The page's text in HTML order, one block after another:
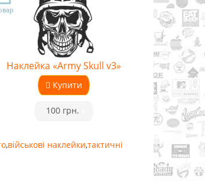
Наклейка «Army Skull v3»
Купити
100 грн.
,військові наклейки,тактичні